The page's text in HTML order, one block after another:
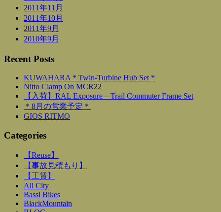
2011年11月
2011年10月
2011年9月
2010年9月
Recent Posts
KUWAHARA * Twin-Turbine Hub Set *
Nitto Clamp On MCR22
【入荷】RAL Exposure – Trail Commuter Frame Set
＊8月の営業予定＊
GIOS RITMO
Categories
【Reuse】
【事故見積もり】
【工賃】
All City
Bassi Bikes
BlackMountain